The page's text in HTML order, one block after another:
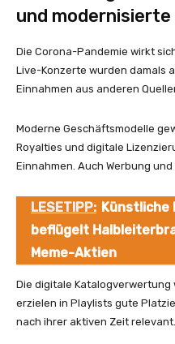
und
Die Corona-Pandemie wirkt
Live-Konzerte wurden damals
Einnahmen aus anderen
Moderne Geschäftsmodelle
Royalties und digitale
Einnahmen. Auch Werbung
LESETIPP: Künstliche
beflügelt
Meme-Aktien
Die digitale Katalogverwertung
erzielen in Playlists gute
nach ihrer aktiven Zeit relevant.